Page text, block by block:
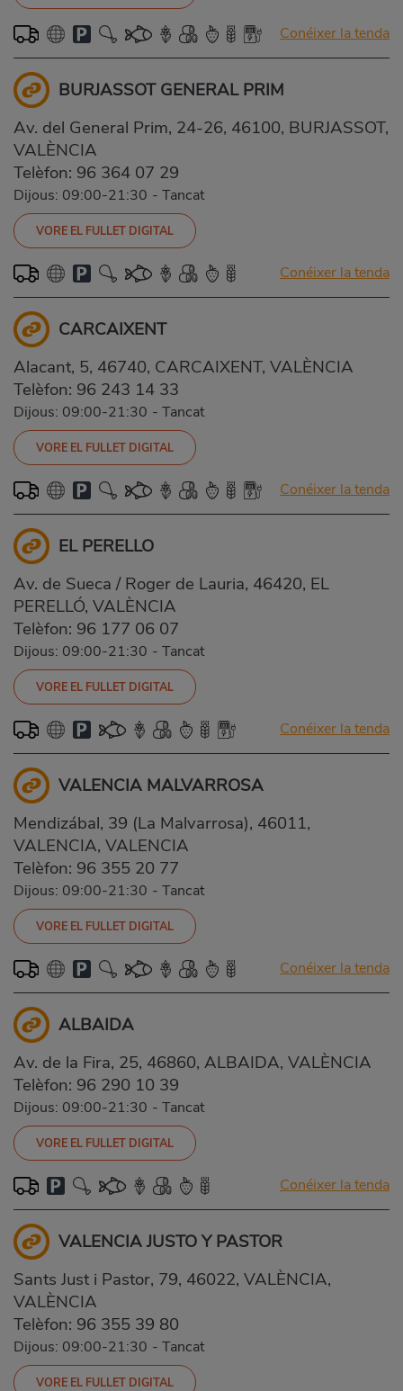
Conéixer la tenda
BURJASSOT GENERAL PRIM
Av. del General Prim, 24-26, 46100, BURJASSOT,
VALÈNCIA
Telèfon: 96 364 07 29
Dijous: 09:00-21:30 - Tancat
VORE EL FULLET DIGITAL
Conéixer la tenda
CARCAIXENT
Alacant, 5, 46740, CARCAIXENT, VALÈNCIA
Telèfon: 96 243 14 33
Dijous: 09:00-21:30 - Tancat
VORE EL FULLET DIGITAL
Conéixer la tenda
EL PERELLO
Av. de Sueca / Roger de Lauria, 46420, EL
PERELLÓ, VALÈNCIA
Telèfon: 96 177 06 07
Dijous: 09:00-21:30 - Tancat
VORE EL FULLET DIGITAL
Conéixer la tenda
VALENCIA MALVARROSA
Mendizábal, 39 (La Malvarrosa), 46011,
VALENCIA, VALENCIA
Telèfon: 96 355 20 77
Dijous: 09:00-21:30 - Tancat
VORE EL FULLET DIGITAL
Conéixer la tenda
ALBAIDA
Av. de la Fira, 25, 46860, ALBAIDA, VALÈNCIA
Telèfon: 96 290 10 39
Dijous: 09:00-21:30 - Tancat
VORE EL FULLET DIGITAL
Conéixer la tenda
VALENCIA JUSTO Y PASTOR
Sants Just i Pastor, 79, 46022, VALÈNCIA,
VALÈNCIA
Telèfon: 96 355 39 80
Dijous: 09:00-21:30 - Tancat
VORE EL FULLET DIGITAL